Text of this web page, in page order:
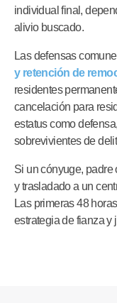
individual final,
alivio buscado.
Las defensas
y retención de
residentes
cancelación para
estatus como
sobrevivientes de
Si un cónyuge, padre
y trasladado a un
Las primeras 48
estrategia de fianza y